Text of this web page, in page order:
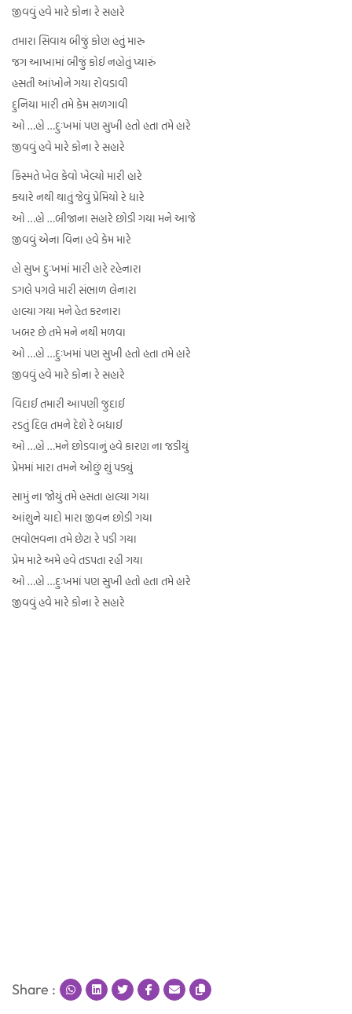
જીવવું હવે મારે કોના રે સહારે
તમારા સિવાય બીજું કોણ હતું મારુ
જગ આખામાં બીજું કોઈ નહોતું પ્યારું
હસતી આંખોને ગયા રોવડાવી
દુનિયા મારી તમે કેમ સળગાવી
ઓ …હો …દુઃખમાં પણ સુખી હતો હતા તમે હારે
જીવવું હવે મારે કોના રે સહારે
કિસ્મતે ખેલ કેવો ખેલ્યો મારી હારે
ક્યારે નથી થાતું જેવું પ્રેમિયો રે ધારે
ઓ …હો …બીજાના સહારે છોડી ગયા મને આજે
જીવવું એના વિના હવે કેમ મારે
હો સુખ દુઃખમાં મારી હારે રહેનારા
ડગલે પગલે મારી સંભાળ લેનારા
હાલ્યા ગયા મને હેત કરનારા
ખબર છે તમે મને નથી મળવા
ઓ …હો …દુઃખમાં પણ સુખી હતો હતા તમે હારે
જીવવું હવે મારે કોના રે સહારે
વિદાઈ તમારી આપણી જુદાઈ
રડતું દિલ તમને દેશે રે બધાઈ
ઓ …હો …મને છોડવાનું હવે કારણ ના જડીયું
પ્રેમમાં મારા તમને ઓછું શું પડ્યું
સામું ના જોયું તમે હસતા હાલ્યા ગયા
આંશુને યાદો મારા જીવન છોડી ગયા
ભવોભવના તમે છેટા રે પડી ગયા
પ્રેમ માટે અમે હવે તડપતા રહી ગયા
ઓ …હો …દુઃખમાં પણ સુખી હતો હતા તમે હારે
જીવવું હવે મારે કોના રે સહારે
Share :